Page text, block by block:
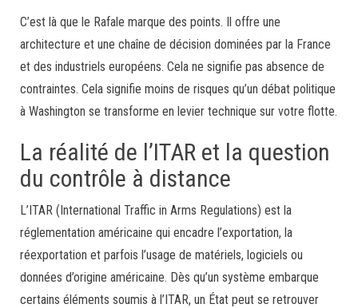
C’est là que le Rafale marque des points. Il offre une
architecture et une chaîne de décision dominées par la France
et des industriels européens. Cela ne signifie pas absence de
contraintes. Cela signifie moins de risques qu’un débat politique
à Washington se transforme en levier technique sur votre flotte.
La réalité de l’ITAR et la question
du contrôle à distance
L’ITAR (International Traffic in Arms Regulations) est la
réglementation américaine qui encadre l’exportation, la
réexportation et parfois l’usage de matériels, logiciels ou
données d’origine américaine. Dès qu’un système embarque
certains éléments soumis à l’ITAR, un État peut se retrouver